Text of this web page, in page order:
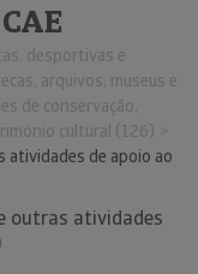
desportivas e
arquivos, museus e
de conservação,
cultural (126)
atividades de apoio ao
outras atividades